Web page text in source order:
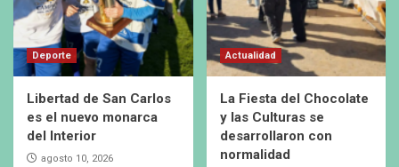
Deporte
Libertad de San Carlos
es el nuevo monarca
del Interior
agosto 10, 2026
Actualidad
La Fiesta del Chocolate
y las Culturas se
desarrollaron con
normalidad